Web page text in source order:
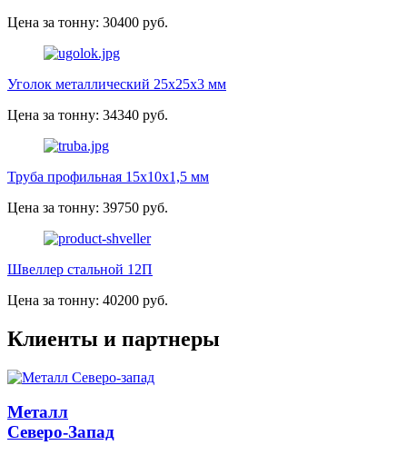
Цена за тонну: 30400 руб.
Уголок металлический 25х25х3 мм
Цена за тонну: 34340 руб.
Труба профильная 15х10х1,5 мм
Цена за тонну: 39750 руб.
Швеллер стальной 12П
Цена за тонну: 40200 руб.
Клиенты и партнеры
Металл
Северо-Запад